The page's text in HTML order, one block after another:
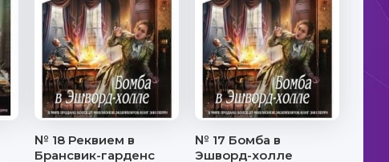
№ 18 Реквием в
Брансвик-гарденс
№ 17 Бомба в
Эшворд-холле